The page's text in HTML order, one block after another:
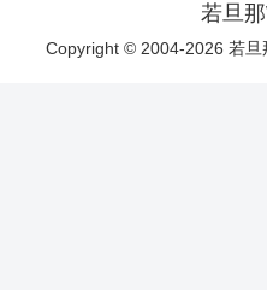
若旦
Copyright © 2004-2026 若旦